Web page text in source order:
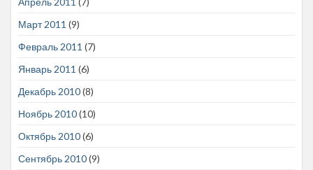
Март 2011 (9)
Февраль 2011 (7)
Январь 2011 (6)
Декабрь 2010(8)
Ноябрь 2010(10)
Октябрь 2010(6)
Сентябрь 2010(9)